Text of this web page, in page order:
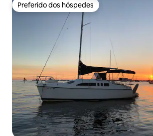
Preferido dos hóspedes
Preferido dos hóspedes